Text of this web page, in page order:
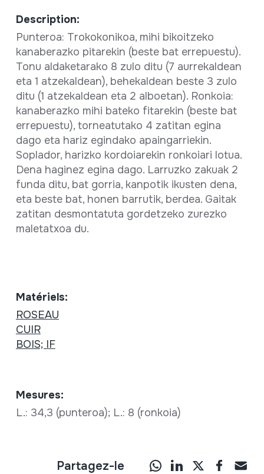
Description:
Punteroa: Trokokonikoa, mihi bikoitzeko
kanaberazko pitarekin (beste bat errepuestu).
Tonu aldaketarako 8 zulo ditu (7 aurrekaldean
eta 1 atzekaldean), behekaldean beste 3 zulo
ditu (1 atzekaldean eta 2 alboetan). Ronkoia:
kanaberazko mihi bateko fitarekin (beste bat
errepuestu), torneatutako 4 zatitan egina
dago eta hariz egindako apaingarriekin.
Soplador, harizko kordoiarekin ronkoiari lotua.
Dena haginez egina dago. Larruzko zakuak 2
funda ditu, bat gorria, kanpotik ikusten dena,
eta beste bat, honen barrutik, berdea. Gaitak
zatitan desmontatuta gordetzeko zurezko
maletatxoa du.
Matériels:
ROSEAU
CUIR
BOIS; IF
Mesures:
L.: 34,3 (punteroa); L.: 8 (ronkoia)
Partagez-le